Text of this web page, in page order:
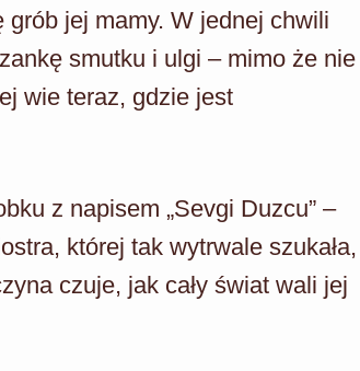
jej mamy. W jednej chwili
smutku i ulgi – mimo że nie
wie teraz, gdzie jest
z napisem „Sevgi Duzcu” –
której tak wytrwale szukała,
czuje, jak cały świat wali jej